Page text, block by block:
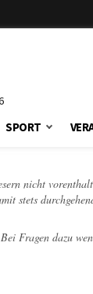
SPORT
nicht
stets
Fragen dazu